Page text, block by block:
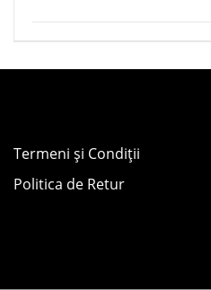
Termeni și Condiții
Politica de Retur